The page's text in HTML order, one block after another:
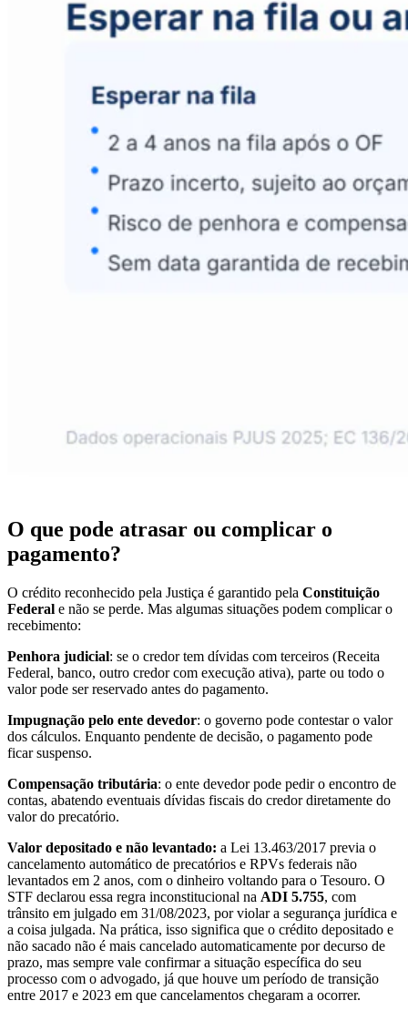
O que pode atrasar ou complicar o
pagamento?
O crédito reconhecido pela Justiça é garantido pela Constituição
Federal e não se perde. Mas algumas situações podem complicar o
recebimento:
Penhora judicial: se o credor tem dívidas com terceiros (Receita
Federal, banco, outro credor com execução ativa), parte ou todo o
valor pode ser reservado antes do pagamento.
Impugnação pelo ente devedor: o governo pode contestar o valor
dos cálculos. Enquanto pendente de decisão, o pagamento pode
ficar suspenso.
Compensação tributária: o ente devedor pode pedir o encontro de
contas, abatendo eventuais dívidas fiscais do credor diretamente do
valor do precatório.
Valor depositado e não levantado: a Lei 13.463/2017 previa o
cancelamento automático de precatórios e RPVs federais não
levantados em 2 anos, com o dinheiro voltando para o Tesouro. O
STF declarou essa regra inconstitucional na ADI 5.755, com
trânsito em julgado em 31/08/2023, por violar a segurança jurídica e
a coisa julgada. Na prática, isso significa que o crédito depositado e
não sacado não é mais cancelado automaticamente por decurso de
prazo, mas sempre vale confirmar a situação específica do seu
processo com o advogado, já que houve um período de transição
entre 2017 e 2023 em que cancelamentos chegaram a ocorrer.